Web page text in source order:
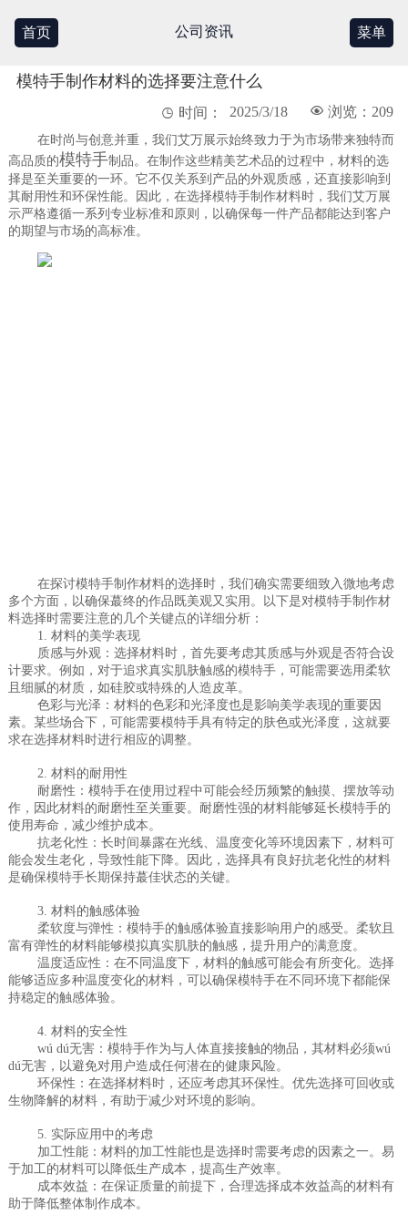
首页 公司资讯 菜单
模特手制作材料的选择要注意什么
 浏览：209
 时间： 2025/3/18
在时尚与创意并重，我们艾万展示始终致力于为市场带来独特而
高品质的模特手制品。在制作这些精美艺术品的过程中，材料的选
择是至关重要的一环。它不仅关系到产品的外观质感，还直接影响到
其耐用性和环保性能。因此，在选择模特手制作材料时，我们艾万展
示严格遵循一系列专业标准和原则，以确保每一件产品都能达到客户
的期望与市场的高标准。
在探讨模特手制作材料的选择时，我们确实需要细致入微地考虑
多个方面，以确保蕞终的作品既美观又实用。以下是对模特手制作材
料选择时需要注意的几个关键点的详细分析：
1. 材料的美学表现
质感与外观：选择材料时，首先要考虑其质感与外观是否符合设
计要求。例如，对于追求真实肌肤触感的模特手，可能需要选用柔软
且细腻的材质，如硅胶或特殊的人造皮革。
色彩与光泽：材料的色彩和光泽度也是影响美学表现的重要因
素。某些场合下，可能需要模特手具有特定的肤色或光泽度，这就要
求在选择材料时进行相应的调整。
2. 材料的耐用性
耐磨性：模特手在使用过程中可能会经历频繁的触摸、摆放等动
作，因此材料的耐磨性至关重要。耐磨性强的材料能够延长模特手的
使用寿命，减少维护成本。
抗老化性：长时间暴露在光线、温度变化等环境因素下，材料可
能会发生老化，导致性能下降。因此，选择具有良好抗老化性的材料
是确保模特手长期保持蕞佳状态的关键。
3. 材料的触感体验
柔软度与弹性：模特手的触感体验直接影响用户的感受。柔软且
富有弹性的材料能够模拟真实肌肤的触感，提升用户的满意度。
温度适应性：在不同温度下，材料的触感可能会有所变化。选择
能够适应多种温度变化的材料，可以确保模特手在不同环境下都能保
持稳定的触感体验。
4. 材料的安全性
wú dú无害：模特手作为与人体直接接触的物品，其材料必须wú
dú无害，以避免对用户造成任何潜在的健康风险。
环保性：在选择材料时，还应考虑其环保性。优先选择可回收或
生物降解的材料，有助于减少对环境的影响。
5. 实际应用中的考虑
加工性能：材料的加工性能也是选择时需要考虑的因素之一。易
于加工的材料可以降低生产成本，提高生产效率。
成本效益：在保证质量的前提下，合理选择成本效益高的材料有
助于降低整体制作成本。